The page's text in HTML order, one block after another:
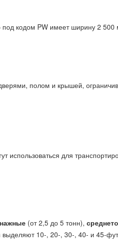
кодом PW имеет ширину 2
полом и крышей,
использоваться для
(от 2,5 до 5 тонн),
выделяют 10-, 20-, 30-, 40- и 45-